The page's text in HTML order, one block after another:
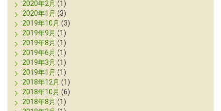
2020年2月 (1)
2020年1月 (3)
2019年10月 (3)
2019年9月 (1)
2019年8月 (1)
2019年6月 (1)
2019年3月 (1)
2019年1月 (1)
2018年12月 (1)
2018年10月 (6)
2018年8月 (1)